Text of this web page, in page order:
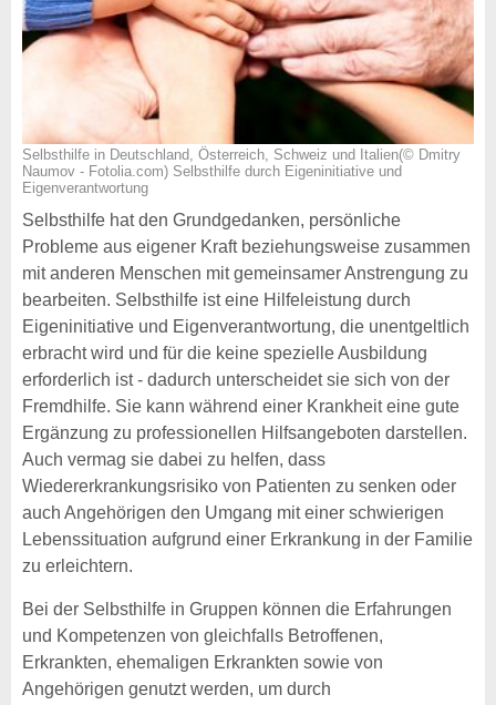
Selbsthilfe in Deutschland, Österreich, Schweiz und Italien(© Dmitry
Naumov - Fotolia.com) Selbsthilfe durch Eigeninitiative und
Eigenverantwortung
Selbsthilfe hat den Grundgedanken, persönliche
Probleme aus eigener Kraft beziehungsweise zusammen
mit anderen Menschen mit gemeinsamer Anstrengung zu
bearbeiten. Selbsthilfe ist eine Hilfeleistung durch
Eigeninitiative und Eigenverantwortung, die unentgeltlich
erbracht wird und für die keine spezielle Ausbildung
erforderlich ist - dadurch unterscheidet sie sich von der
Fremdhilfe. Sie kann während einer Krankheit eine gute
Ergänzung zu professionellen Hilfsangeboten darstellen.
Auch vermag sie dabei zu helfen, dass
Wiedererkrankungsrisiko von Patienten zu senken oder
auch Angehörigen den Umgang mit einer schwierigen
Lebenssituation aufgrund einer Erkrankung in der Familie
zu erleichtern.
Bei der Selbsthilfe in Gruppen können die Erfahrungen
und Kompetenzen von gleichfalls Betroffenen,
Erkrankten, ehemaligen Erkrankten sowie von
Angehörigen genutzt werden, um durch